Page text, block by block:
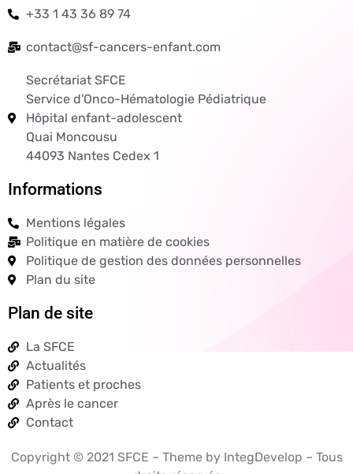
+33 1 43 36 89 74
contact@sf-cancers-enfant.com
Secrétariat SFCE
Service d'Onco-Hématologie Pédiatrique
Hôpital enfant-adolescent
Quai Moncousu
44093 Nantes Cedex 1
Informations
Mentions légales
Politique en matière de cookies
Politique de gestion des données personnelles
Plan du site
Plan de site
La SFCE
Actualités
Patients et proches
Après le cancer
Contact
Copyright © 2021 SFCE – Theme by IntegDevelop – Tous